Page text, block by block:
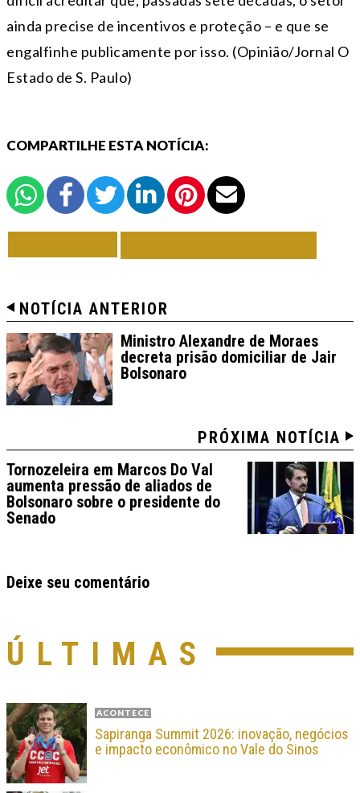
ainda precise de incentivos e proteção – e que se
engalfinhe publicamente por isso. (Opinião/Jornal O
Estado de S. Paulo)
COMPARTILHE ESTA NOTÍCIA:
NOTÍCIA ANTERIOR
Ministro Alexandre de Moraes
decreta prisão domiciliar de Jair
Bolsonaro
PRÓXIMA NOTÍCIA
Tornozeleira em Marcos Do Val
aumenta pressão de aliados de
Bolsonaro sobre o presidente do
Senado
Deixe seu comentário
ÚLTIMAS
ACONTECE
Sapiranga Summit 2026: inovação, negócios
e impacto econômico no Vale do Sinos